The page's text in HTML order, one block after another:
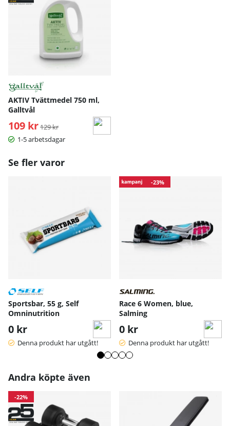
S
Handskens längd
17 18 19
Handskens bredd
10
Handskens bredd längst ned
Handskens längd - dam
5
13.5
14.2
Handskens bred - dam
Mått angivna i cm.
AKTIV Tvättmedel 750 ml,
Galltvål
109 kr Ordinarie pris:
129 kr
1-5 arbetsdagar
Se fler varor
Sportsbar, 55 g, Self
Omninutrition
0 kr
Denna produkt har utgått!
-23%
Race 6 Women, blue,
Salming
0 kr
Denna produkt har utgått!
Andra köpte även
-22%